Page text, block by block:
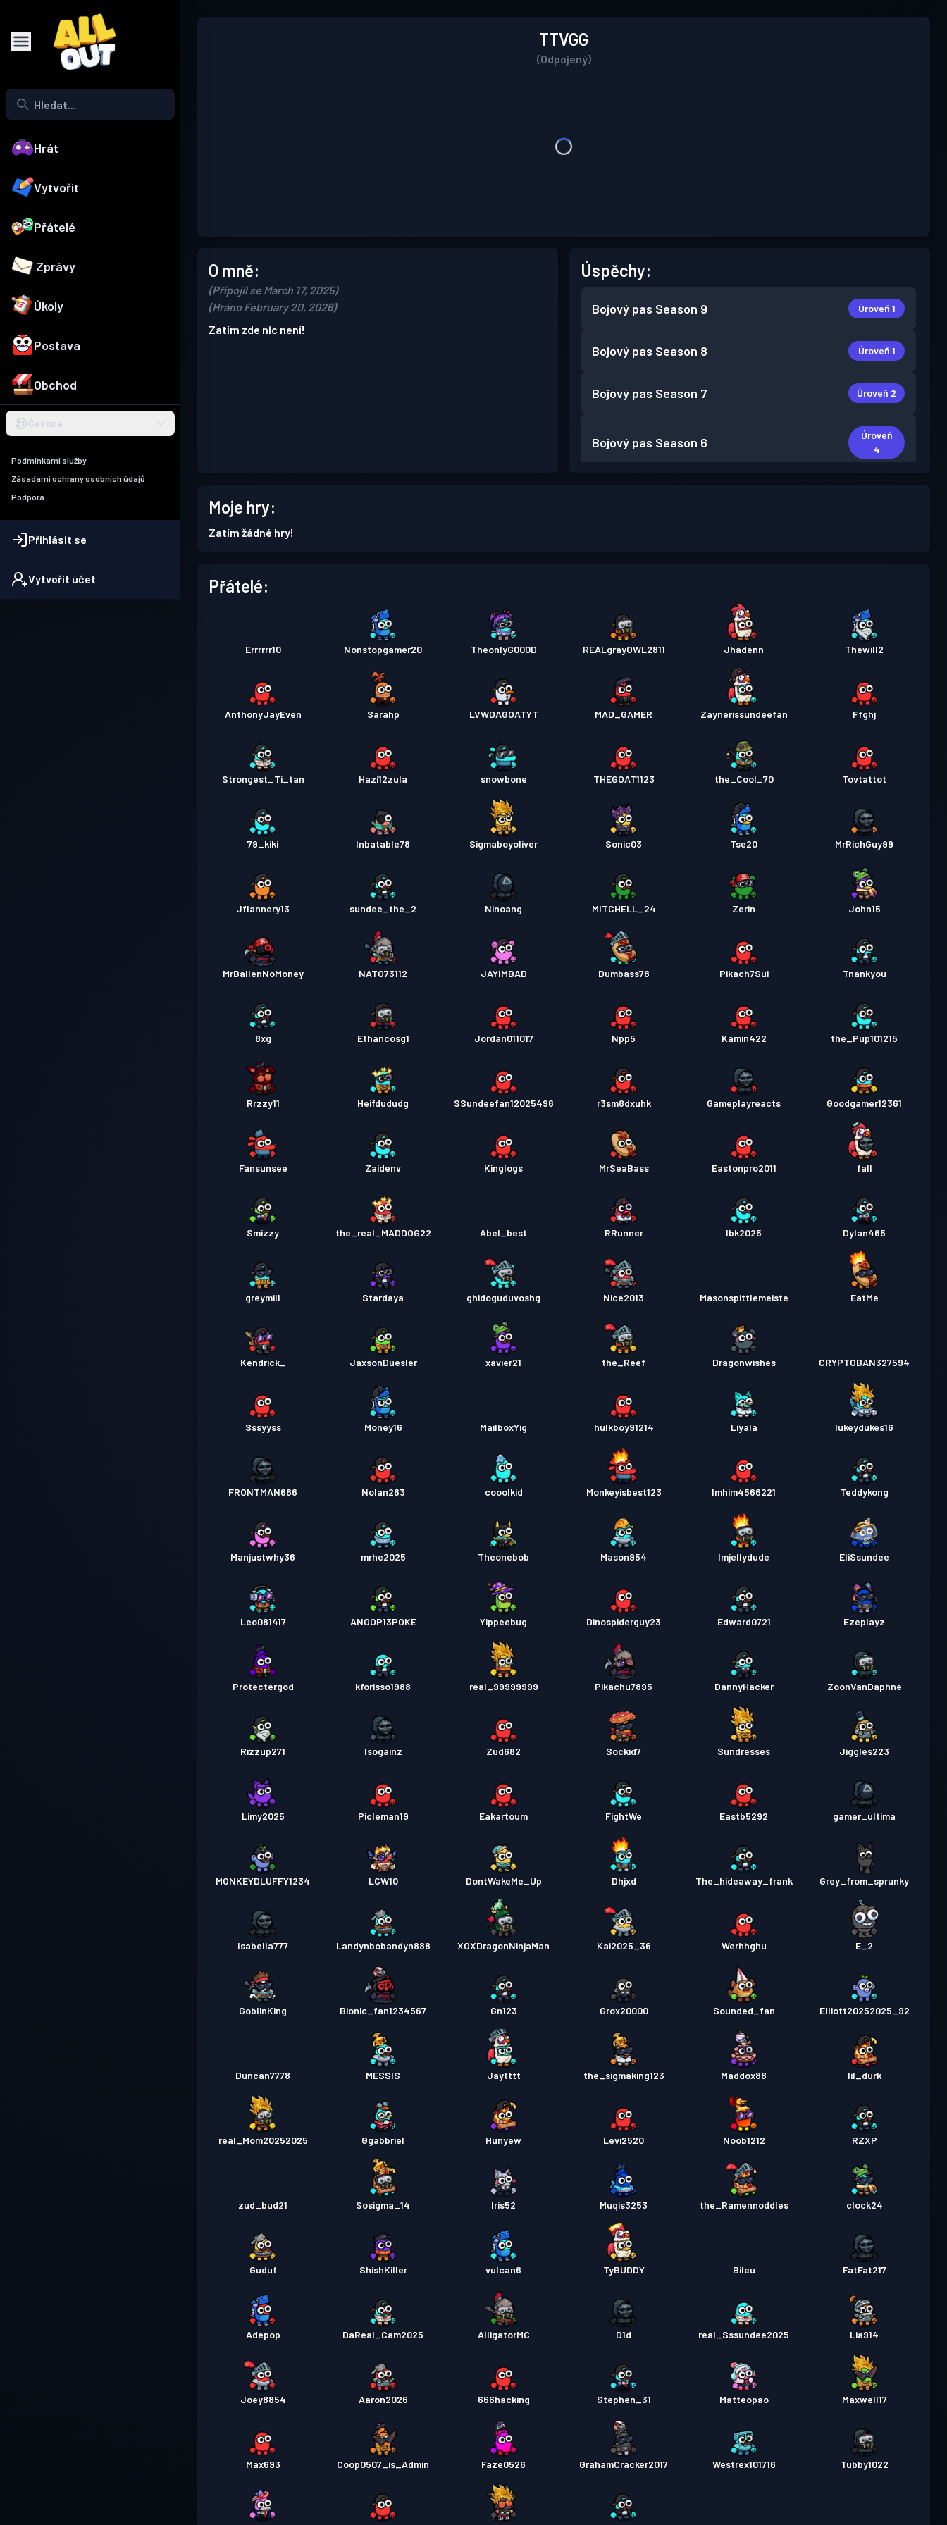
Hrát
Vytvořit
Přátelé
Zprávy
Úkoly
Postava
Obchod
Čeština
Podmínkami služby
Zásadami ochrany osobních údajů
Podpora
Přihlásit se
Vytvořit účet
TTVGG
(Odpojený)
O mně:
(Připojil se March 17, 2025)
(Hráno February 20, 2026)
Zatím zde nic není!
Úspěchy:
Bojový pas Season 9 Úroveň 1
Bojový pas Season 8 Úroveň 1
Bojový pas Season 7 Úroveň 2
Bojový pas Season 6
Úroveň
4
Moje hry:
Zatím žádné hry!
Přátelé:
Errrrrr10 Nonstopgamer20 TheonlyG000D REALgrayOWL2811 Jhadenn Thewill2
AnthonyJayEven Sarahp LVWDAGOATYT MAD_GAMER Zaynerissundeefan Ffghj
Strongest_Ti_tan Hazi12zula snowbone THEGOAT1123 the_Cool_70 Tovtattot
79_kiki Inbatable78 Sigmaboyoliver Sonic03 Tse20 MrRichGuy99
Jflannery13 sundee_the_2 Ninoang MITCHELL_24 Zerin John15
MrBallenNoMoney NATO73112 JAYIMBAD Dumbass78 Pikach7Sui Tnankyou
8xg Ethancosg1 Jordan011017 Npp5 Kamin422 the_Pup101215
Rrzzy11 Heifdududg SSundeefan12025496 r3sm8dxuhk Gameplayreacts Goodgamer12361
Fansunsee Zaidenv Kinglogs MrSeaBass Eastonpro2011 fall
Smizzy the_real_MADDOG22 Abel_best RRunner Ibk2025 Dylan465
greymill Stardaya ghidoguduvoshg Nice2013 Masonspittlemeiste EatMe
Kendrick_ JaxsonDuesler xavier21 the_Reef Dragonwishes CRYPTOBAN327594
Sssyyss Money16 MailboxYig hulkboy91214 Liyala lukeydukes16
FRONTMAN666 Nolan263 cooolkid Monkeyisbest123 Imhim4566221 Teddykong
Manjustwhy36 mrhe2025 Theonebob Mason954 Imjellydude EliSsundee
Leo081417 ANOOP13POKE Yippeebug Dinospiderguy23 Edward0721 Ezeplayz
Protectergod kforisso1988 real_99999999 Pikachu7895 DannyHacker ZoonVanDaphne
Rizzup271 Isogainz Zud682 Sockid7 Sundresses Jiggles223
Limy2025 Picleman19 Eakartoum FightWe Eastb5292 gamer_ultima
MONKEYDLUFFY1234 LCW10 DontWakeMe_Up Dhjxd The_hideaway_frank Grey_from_sprunky
Isabella777 Landynbobandyn888 XOXDragonNinjaMan Kai2025_36 Werhhghu E_2
GoblinKing Bionic_fan1234567 Gn123 Grox20000 Sounded_fan Elliott20252025_92
Duncan7778 MESSIS Jaytttt the_sigmaking123 Maddox88 lil_durk
real_Mom20252025 Ggabbriel Hunyew Levi2520 Noob1212 RZXP
zud_bud21 Sosigma_14 Iris52 Muqis3253 the_Ramennoddles clock24
Guduf ShishKiller vulcan6 TyBUDDY Bileu FatFat217
Adepop DaReal_Cam2025 AlligatorMC D1d real_Sssundee2025 Lia914
Joey8854 Aaron2026 666hacking Stephen_31 Matteopao Maxwell17
Max693 Coop0507_is_Admin Faze0526 GrahamCracker2017 Westrex101716 Tubby1022